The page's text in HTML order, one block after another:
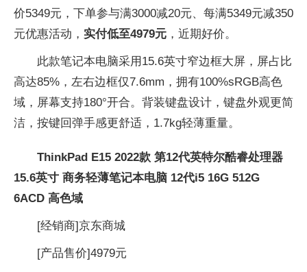
价5349元，下单参与满3000减20元、每满5349元减350
元优惠活动， 实付低至4979元 ，近期好价。
此款笔记本电脑采用15.6英寸窄边框大屏，屏占比
高达85%，左右边框仅7.6mm，拥有100%sRGB高色
域，屏幕支持180°开合。背装键盘设计，键盘外观更简
洁，按键回弹手感更舒适，1.7kg轻薄重量。
ThinkPad E15 2022款 第12代英特尔酷睿处理器
15.6英寸 商务轻薄笔记本电脑 12代i5 16G 512G
6ACD 高色域
[经销商]京东商城
[产品售价]4979元